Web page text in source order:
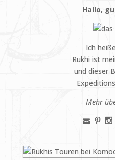
Hallo,
Ich
Rukhi ist
und dieser
Mehr